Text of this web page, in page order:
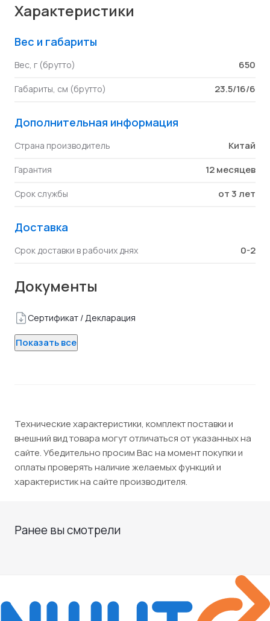
Характеристики
Вес и габариты
Вес, г (брутто) 650
Габариты, см (брутто) 23.5/16/6
Дополнительная информация
Страна производитель Китай
Гарантия 12 месяцев
Срок службы от 3 лет
Доставка
Срок доставки в рабочих днях 0-2
Документы
Сертификат / Декларация
Показать все
Технические характеристики, комплект поставки и
внешний вид товара могут отличаться от указанных на
сайте. Убедительно просим Вас на момент покупки и
оплаты проверять наличие желаемых функций и
характеристик на сайте производителя.
Ранее вы смотрели